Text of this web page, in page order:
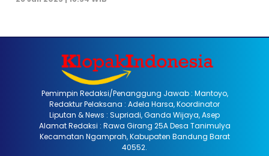
Pemimpin Redaksi/Penanggung Jawab : Mantoyo,
Redaktur Pelaksana : Adela Harsa, Koordinator
Liputan & News : Supriadi, Ganda Wijaya, Asep
Alamat Redaksi : Rawa Girang 25A Desa Tanimulya
Kecamatan Ngamprah, Kabupaten Bandung Barat
40552.